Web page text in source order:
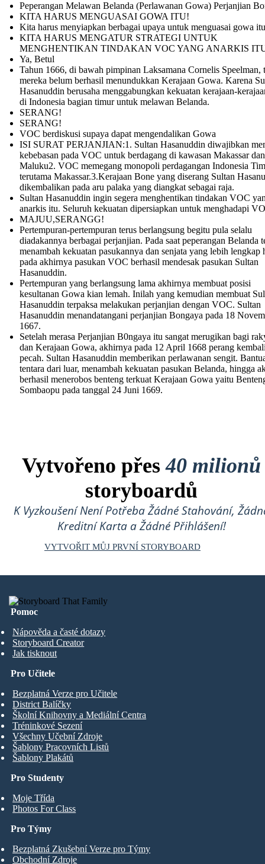
Peperangan Melawan Belanda (Perlawanan Gowa) Perjanjian
KITA HARUS MENGUASAI GOWA ITU!
Kita harus menyiapkan berbagai upaya untuk menguasai gowa itu
KITA HARUS MENGATUR STRATEGI UNTUK
MENGHENTIKAN TINDAKAN VOC YANG ANARKIS
Ya, Betul
Tahun 1666, di bawah pimpinan Laksamana Cornelis Speelman,
mereka belum berhasil menundukkan Kerajaan Gowa. Karena
Hasanuddin berusaha menggabungkan kekuatan kerajaan-
di Indonesia bagian timur untuk melawan Belanda.
SERANG!
SERANG!
VOC berdiskusi supaya dapat mengendalikan Gowa
ISI SURAT PERJANJIAN:1. Sultan Hasanuddin diwajibkan
kebebasan pada VOC untuk berdagang di kawasan Makassar dan
Maluku2. VOC memegang monopoli perdagangan Indonesia
terutama Makassar.3.Kerajaan Bone yang diserang Sultan
dikembalikan pada aru palaka yang diangkat sebagai raja.
Sultan Hasanuddin ingin segera menghentikan tindakan VOC
anarkis itu. Seluruh kekuatan dipersiapkan untuk menghadapi
MAJUU,SERANGG!
Pertempuran-pertempuran terus berlangsung begitu pula selalu
diadakannya berbagai perjanjian. Pada saat peperangan Belanda
menambah kekuatan pasukannya dan senjata yang lebih lengkap
pada akhirnya pasukan VOC berhasil mendesak pasukan Sultan
Hasanuddin.
Pertempuran yang berlangsung lama akhirnya membuat posisi
kesultanan Gowa kian lemah. Inilah yang kemudian membuat
Hasanuddin terpaksa melakukan perjanjian dengan VOC. Sultan
Hasanuddin menandatangani perjanjian Bongaya pada 18
1667.
Setelah merasa Perjanjian B0ngaya itu sangat merugikan bagi
dan Kerajaan Gowa, akhirnya pada 12 April 1668 perang
pecah. Sultan Hasanuddin memberikan perlawanan sengit.
tentara dari luar, menambah kekuatan pasukan Belanda, hingga
berhasil menerobos benteng terkuat Kerajaan Gowa yaitu
Sombaopu pada tanggal 24 Juni 1669.
Vytvořeno přes40 milionů
storyboardů
K Vyzkoušení Není Potřeba Žádné Stahování,
Kreditní Karta a Žádné Přihlášení!
VYTVOŘIT MŮJ PRVNÍ STORYBOARD
Pomoc
Nápověda a časté dotazy
Storyboard Creator
Jak tisknout
Pro Studenty
Moje Třída
Photos For Class
Pro Učitele
Bezplatná Verze pro Učitele
District Balíčky
Školní Knihovny a Mediální Centra
Tréninkové Sezení
Všechny Učební Zdroje
Šablony Pracovních Listů
Šablony Plakátů
Pro Týmy
Bezplatná Zkušební Verze pro Týmy
Obchodní Zdroje